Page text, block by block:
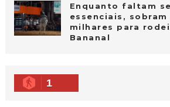
Enquanto faltam
essenciais,
milhares para
Bananal
1